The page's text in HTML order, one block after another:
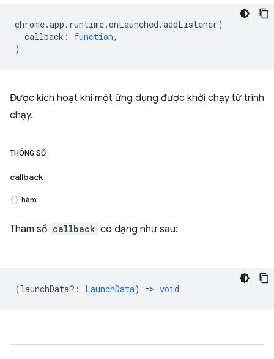
chrome.app . runtime.onLaunched .addListener(
callback : function,
)
Được kích hoạt khi một ứng dụng được khởi chạy từ trình
chạy.
THÔNG SỐ
callback
hàm
Tham số callback có dạng như sau:
(launchData? : LaunchData) => void